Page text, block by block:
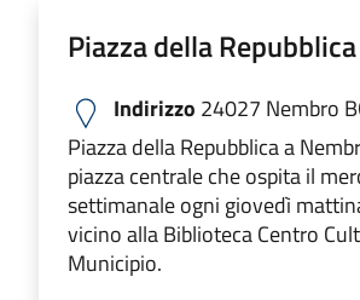
Piazza della Repubblica
Indirizzo 24027 Nembro
​Piazza della Repubblica a
piazza centrale che ospita il
settimanale ogni giovedì
vicino alla Biblioteca Centro
Municipio.